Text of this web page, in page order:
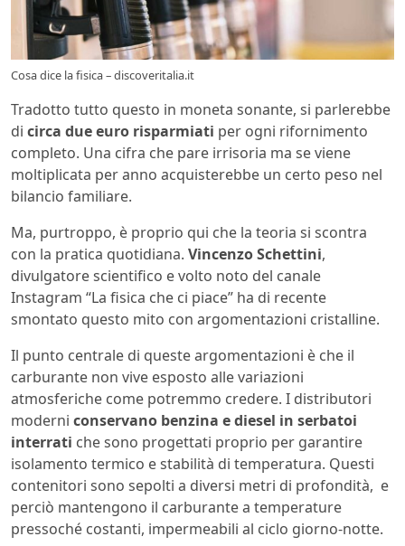
Cosa dice la fisica – discoveritalia.it
Tradotto tutto questo in moneta sonante, si parlerebbe
di circa due euro risparmiati per ogni rifornimento
completo. Una cifra che pare irrisoria ma se viene
moltiplicata per anno acquisterebbe un certo peso nel
bilancio familiare.
Ma, purtroppo, è proprio qui che la teoria si scontra
con la pratica quotidiana. Vincenzo Schettini,
divulgatore scientifico e volto noto del canale
Instagram “La fisica che ci piace” ha di recente
smontato questo mito con argomentazioni cristalline.
Il punto centrale di queste argomentazioni è che il
carburante non vive esposto alle variazioni
atmosferiche come potremmo credere. I distributori
moderni conservano benzina e diesel in serbatoi
interrati che sono progettati proprio per garantire
isolamento termico e stabilità di temperatura. Questi
contenitori sono sepolti a diversi metri di profondità, e
perciò mantengono il carburante a temperature
pressoché costanti, impermeabili al ciclo giorno-notte.